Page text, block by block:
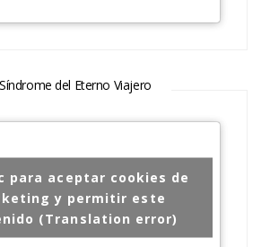
del Eterno Viajero
para aceptar cookies de
y permitir este
(Translation error)